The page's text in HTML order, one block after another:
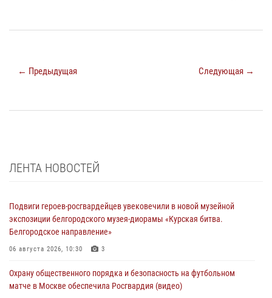
← Предыдущая Следующая →
ЛЕНТА НОВОСТЕЙ
Подвиги героев‑росгвардейцев увековечили в новой музейной
экспозиции белгородского музея‑диорамы «Курская битва.
Белгородское направление»
06 августа 2026, 10:30 3
Охрану общественного порядка и безопасность на футбольном
матче в Москве обеспечила Росгвардия (видео)